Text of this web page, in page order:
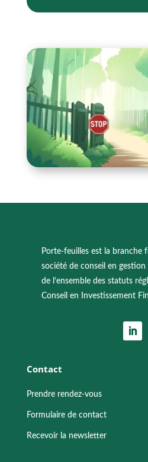
Porte-feuilles est la branche
société de conseil en
de l’ensemble des statuts
Conseil en Investissement
Contact
Prendre rendez-vous
Formulaire de contact
Recevoir la newsletter